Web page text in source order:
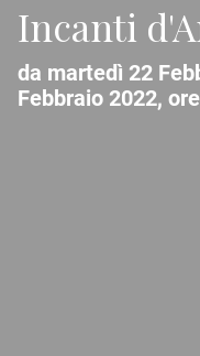
Incanti
da martedì 22
Febbraio 2022,